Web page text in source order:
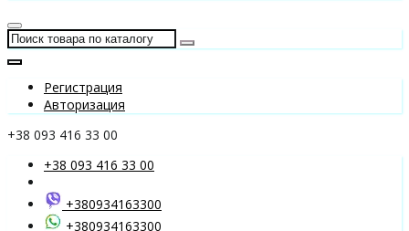
Регистрация
Авторизация
+38 093 416 33 00
+38 093 416 33 00
+380934163300
+380934163300